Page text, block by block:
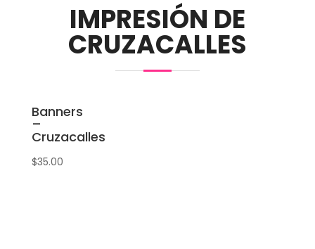
IMPRESIÓN DE
CRUZACALLES
Banners
–
Cruzacalles
$35.00